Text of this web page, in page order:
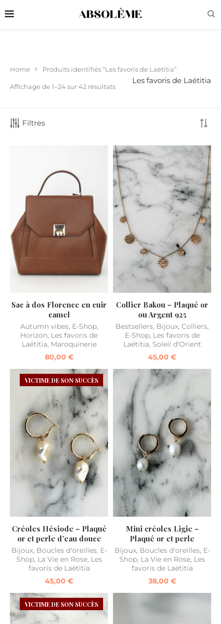
Home Produits identifiés “Les favoris de Laëtitia”
Affichage de 1–24 sur 42 résultats
Les favoris de Laëtitia
Filtres
Sac à dos Florence en cuir
camel
Autumn vibes, E-Shop,
Horizon, Les favoris de
Laëtitia, Maroquinerie
80,00 €
Collier Bakou – Plaqué or
ou Argent 925
Bestsellers, Bijoux, Colliers,
E-Shop, Les favoris de
Laëtitia, Soleil d'Orient
45,00 €
VICTIME DE SON SUCCÈS
Créoles Hésiode – Plaqué
or et perle d’eau douce
Bijoux, Boucles d'oreilles, E-
Shop, La Vie en Rose, Les
favoris de Laëtitia
45,00 €
Mini créoles Ligie –
Plaqué or et perle
Bijoux, Boucles d'oreilles, E-
Shop, La Vie en Rose, Les
favoris de Laëtitia
38,00 €
VICTIME DE SON SUCCÈS